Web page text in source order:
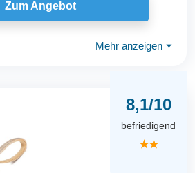
Zum Angebot
Mehr anzeigen ⏷
8,1/10
befriedigend
★★